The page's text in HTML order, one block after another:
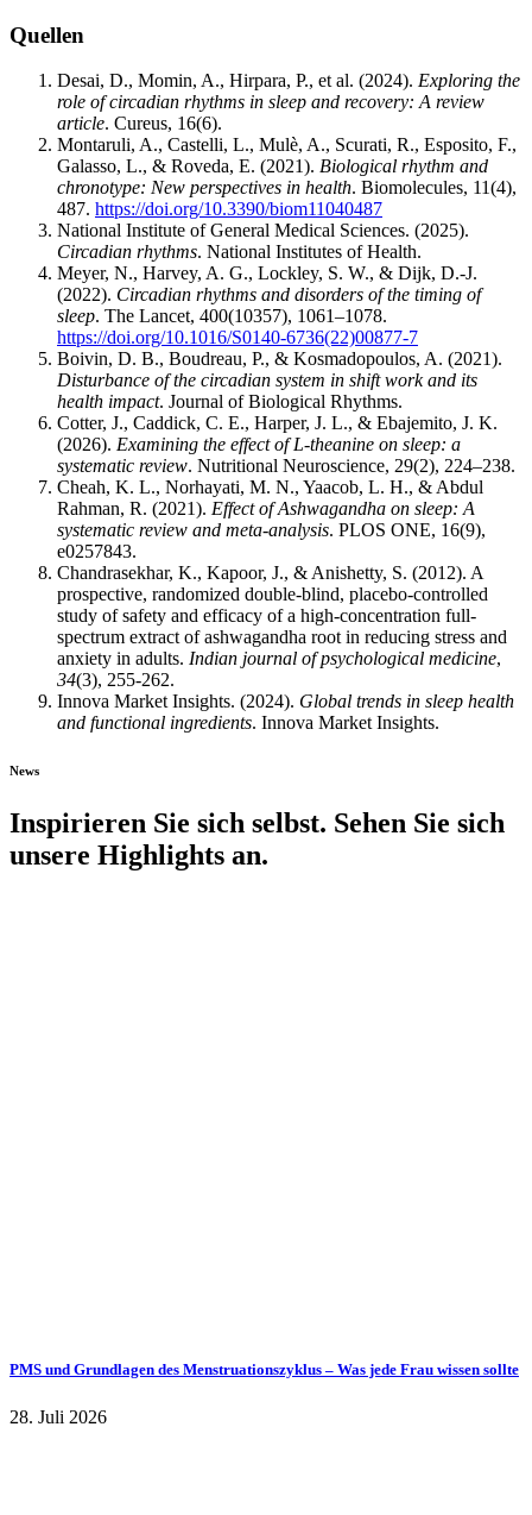
Quellen
Desai, D., Momin, A., Hirpara, P., et al. (2024). Exploring the
role of circadian rhythms in sleep and recovery: A review
article. Cureus, 16(6).
Montaruli, A., Castelli, L., Mulè, A., Scurati, R., Esposito, F.,
Galasso, L., & Roveda, E. (2021). Biological rhythm and
chronotype: New perspectives in health. Biomolecules, 11(4),
487. https://doi.org/10.3390/biom11040487
National Institute of General Medical Sciences. (2025).
Circadian rhythms. National Institutes of Health.
Meyer, N., Harvey, A. G., Lockley, S. W., & Dijk, D.-J.
(2022). Circadian rhythms and disorders of the timing of
sleep. The Lancet, 400(10357), 1061–1078.
https://doi.org/10.1016/S0140-6736(22)00877-7
Boivin, D. B., Boudreau, P., & Kosmadopoulos, A. (2021).
Disturbance of the circadian system in shift work and its
health impact. Journal of Biological Rhythms.
Cotter, J., Caddick, C. E., Harper, J. L., & Ebajemito, J. K.
(2026). Examining the effect of L-theanine on sleep: a
systematic review. Nutritional Neuroscience, 29(2), 224–238.
Cheah, K. L., Norhayati, M. N., Yaacob, L. H., & Abdul
Rahman, R. (2021). Effect of Ashwagandha on sleep: A
systematic review and meta-analysis. PLOS ONE, 16(9),
e0257843.
Chandrasekhar, K., Kapoor, J., & Anishetty, S. (2012). A
prospective, randomized double-blind, placebo-controlled
study of safety and efficacy of a high-concentration full-
spectrum extract of ashwagandha root in reducing stress and
anxiety in adults. Indian journal of psychological medicine,
34(3), 255-262.
Innova Market Insights. (2024). Global trends in sleep health
and functional ingredients. Innova Market Insights.
News
Inspirieren Sie sich selbst. Sehen Sie sich
unsere Highlights an.
PMS und Grundlagen des Menstruationszyklus – Was jede Frau wissen sollte
28. Juli 2026